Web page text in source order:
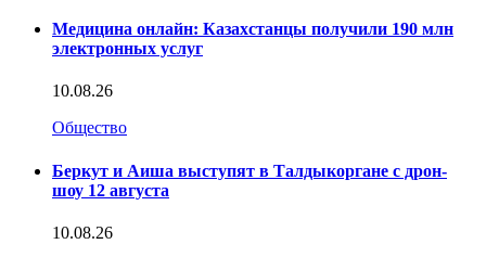
Медицина онлайн: Казахстанцы получили 190 млн
электронных услуг
10.08.26
Общество
Беркут и Аиша выступят в Талдыкоргане с дрон-
шоу 12 августа
10.08.26